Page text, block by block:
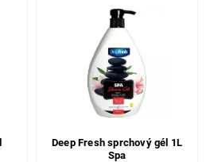
Deep Fresh sprchový gél 1L
Spa